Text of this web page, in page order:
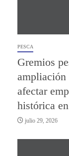
PESCA
Gremios
ampliación
afectar
histórica
julio 29, 2026